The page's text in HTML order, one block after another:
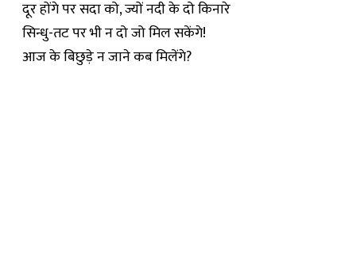
दूर होंगे पर सदा को, ज्यों नदी के दो किनारे
सिन्धु-तट पर भी न दो जो मिल सकेंगे!
आज के बिछुड़े न जाने कब मिलेंगे?